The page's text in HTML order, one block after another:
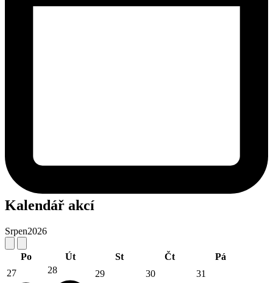
Kalendář akcí
Srpen2026
Po Út St Čt
Pá
27
28 29 30 31